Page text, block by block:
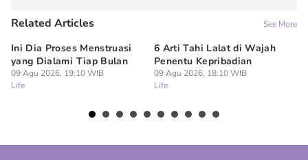
Related Articles See More
Ini Dia Proses Menstruasi
yang Dialami Tiap Bulan
09 Agu 2026, 19:10 WIB
Life
6 Arti Tahi Lalat di Wajah
Penentu Kepribadian
09 Agu 2026, 18:10 WIB
Life